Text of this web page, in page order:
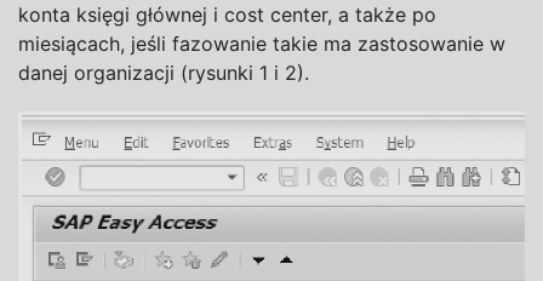
konta księgi głównej i cost center, a także po
miesiącach, jeśli fazowanie takie ma zastosowanie w
danej organizacji (rysunki 1 i 2).